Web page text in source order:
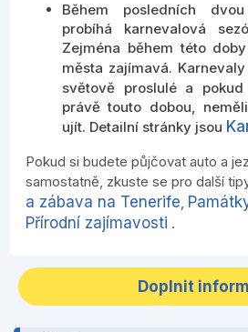
Během posledních
probíhá karnevalová
Zejména během této
města zajímavá.
světově proslulé a
právě touto dobou,
ujít. Detailní stránky jsou
Pokud si budete půjčovat auto a
samostatně, zkuste se pro další
a zábava na Tenerife,
Přírodní zajímavosti .
Doplnit